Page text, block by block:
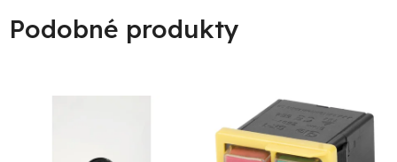
Podobné produkty